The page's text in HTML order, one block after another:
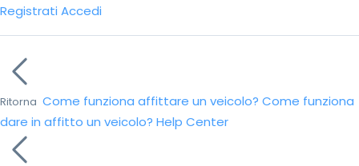
Registrati Accedi
Ritorna Come funziona affittare un veicolo? Come funziona
dare in affitto un veicolo? Help Center